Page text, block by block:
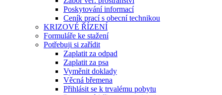
Poskytování informací
Ceník prací s obecní technikou
KRIZOVÉ ŘÍZENÍ
Formuláře ke stažení
Potřebuji si zařídit
Zaplatit za odpad
Zaplatit za psa
Vyměnit doklady
Věcná břemena
Přihlásit se k trvalému pobytu